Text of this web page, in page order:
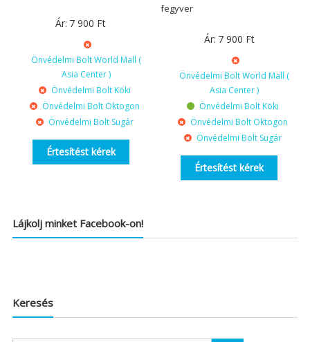
Ár: 7 900 Ft
Önvédelmi Bolt World Mall (
Asia Center )
Önvédelmi Bolt Köki
Önvédelmi Bolt Oktogon
Önvédelmi Bolt Sugár
Értesítést kérek
fegyver
Ár: 7 900 Ft
Önvédelmi Bolt World Mall (
Asia Center )
Önvédelmi Bolt Köki
Önvédelmi Bolt Oktogon
Önvédelmi Bolt Sugár
Értesítést kérek
Lájkolj minket Facebook-on!
Keresés